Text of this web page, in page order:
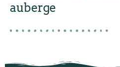
auberge